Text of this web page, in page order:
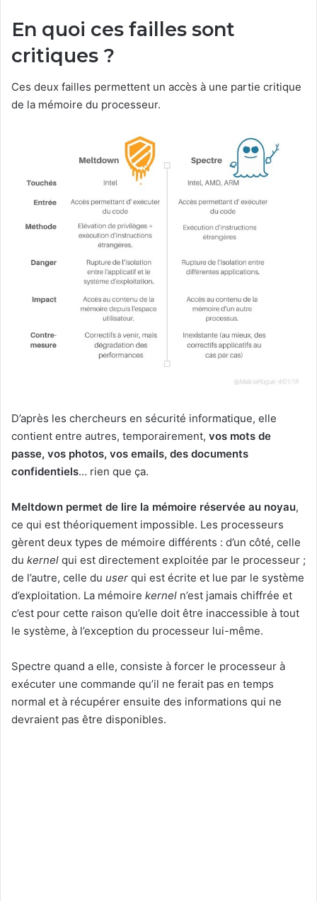
En quoi ces failles sont
critiques ?
Ces deux failles permettent un accès à une partie critique
de la mémoire du processeur.
D’après les chercheurs en sécurité informatique, elle
contient entre autres, temporairement, vos mots de
passe, vos photos, vos emails, des documents
confidentiels… rien que ça.
Meltdown permet de lire la mémoire réservée au noyau,
ce qui est théoriquement impossible. Les processeurs
gèrent deux types de mémoire différents : d’un côté, celle
du kernel qui est directement exploitée par le processeur ;
de l’autre, celle du user qui est écrite et lue par le système
d’exploitation. La mémoire kernel n’est jamais chiffrée et
c’est pour cette raison qu’elle doit être inaccessible à tout
le système, à l’exception du processeur lui-même.
Spectre quand a elle, consiste à forcer le processeur à
exécuter une commande qu’il ne ferait pas en temps
normal et à récupérer ensuite des informations qui ne
devraient pas être disponibles.